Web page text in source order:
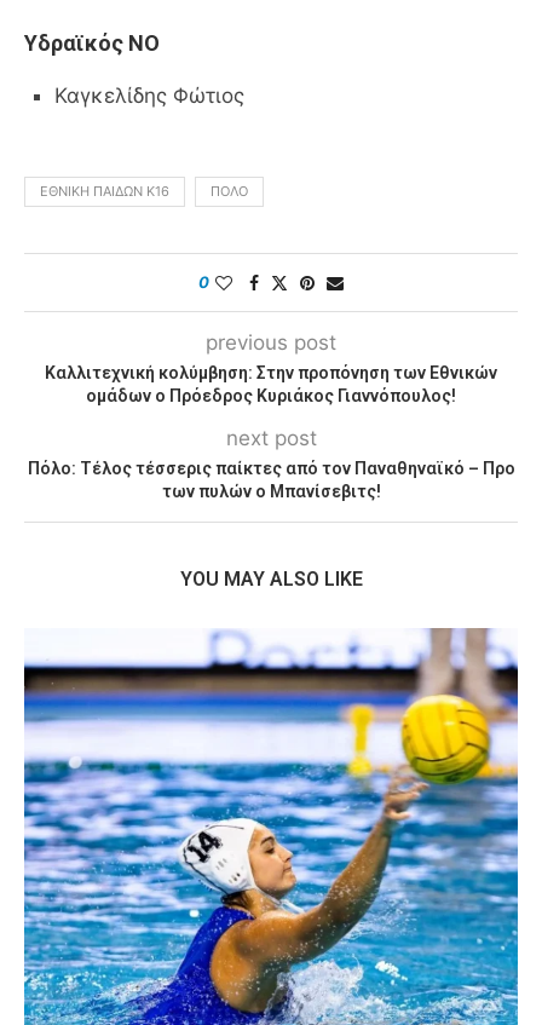
Υδραϊκός ΝΟ
Καγκελίδης Φώτιος
ΕΘΝΙΚΉ ΠΑΊΔΩΝ Κ16 ΠΌΛΟ
0
previous post
Καλλιτεχνική κολύμβηση: Στην προπόνηση των Εθνικών
ομάδων ο Πρόεδρος Κυριάκος Γιαννόπουλος!
next post
Πόλο: Τέλος τέσσερις παίκτες από τον Παναθηναϊκό – Προ
των πυλών ο Μπανίσεβιτς!
YOU MAY ALSO LIKE